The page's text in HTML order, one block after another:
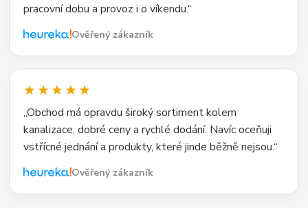
pracovní dobu a provoz i o víkendu.“
Ověřený zákazník
★★★★★
„Obchod má opravdu široký sortiment kolem
kanalizace, dobré ceny a rychlé dodání. Navíc oceňuji
vstřícné jednání a produkty, které jinde běžně nejsou.“
Ověřený zákazník